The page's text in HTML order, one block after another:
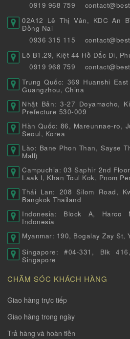
0919 968 759
02A12 Lê Thị Vân, KDC An
Đồng Nai
0936 315 115
Lô B1.29, Kiệt 44 Hồ Đắc Di,
0919 968 759
Trung Quốc: 369 Huanshi
Guangzhou, China
Nhật Bản: 3-27 Doyamacho,
Prefecture 530-009
Hàn Quốc: 86, Mareunnae-ro,
Seoul, Korea
Lào: Bane Phon Than, Sayse
Mall)
Campuchia: 03 Saphir 2nd
Laak I, Khan Toul Kok, Pnom
Thái Lan: 208 Silom Road,
Bangkok Thailand
Indonesia: Block A, Harco
Indonesia
Myanmar: 190, Bogalay Zay St,
Singapore: #04-331, Blk
Singapore
CHĂM SÓC KHÁCH HÀNG
Giao hàng trực tiếp
Giao hàng trong ngày
Trả hàng và hoàn tiền